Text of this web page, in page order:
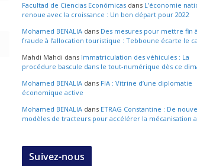
Facultad de Ciencias Económicas dans L’économie
renoue avec la croissance : Un bon départ pour 2022
Mohamed BENALIA dans Des mesures pour mettre fin
fraude à l’allocation touristique : Tebboune écarte le
Mahdi Mahdi dans Immatriculation des véhicules : La
procédure bascule dans le tout-numérique dès ce
Mohamed BENALIA dans FIA : Vitrine d’une diplomatie
économique active
Mohamed BENALIA dans ETRAG Constantine : De
modèles de tracteurs pour accélérer la mécanisation
Suivez-nous